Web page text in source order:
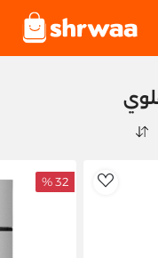
AddToWishlist
32 %